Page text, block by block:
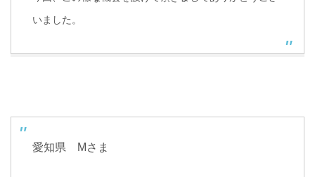
いました。
愛知県 M さま